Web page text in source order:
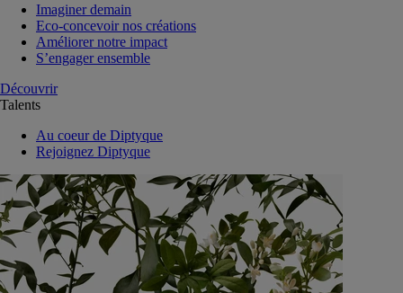
Imaginer demain
Eco-concevoir nos créations
Améliorer notre impact
S’engager ensemble
Découvrir
Talents
Au coeur de Diptyque
Rejoignez Diptyque